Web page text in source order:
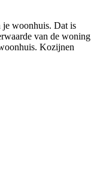
je woonhuis. Dat is
van de woning
Kozijnen